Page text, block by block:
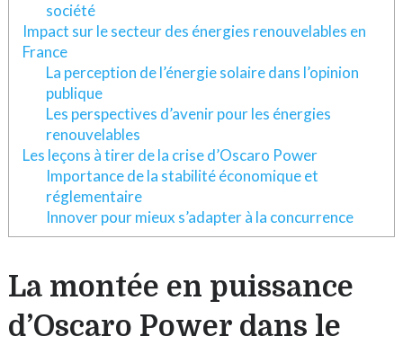
société
Impact sur le secteur des énergies renouvelables en
France
La perception de l’énergie solaire dans l’opinion
publique
Les perspectives d’avenir pour les énergies
renouvelables
Les leçons à tirer de la crise d’Oscaro Power
Importance de la stabilité économique et
réglementaire
Innover pour mieux s’adapter à la concurrence
La montée en puissance
d’Oscaro Power dans le